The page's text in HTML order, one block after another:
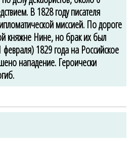
В 1828 году писателя
миссией. По дороге
княжне Нине, но брак их был
1829 года на Российское
нападение. Героически